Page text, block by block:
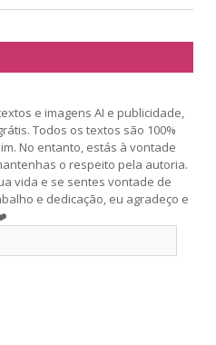
e imagens AI e publicidade,
Todos os textos são 100%
No entanto, estás à vontade
o respeito pela autoria.
vida e se sentes vontade de
e dedicação, eu agradeço e